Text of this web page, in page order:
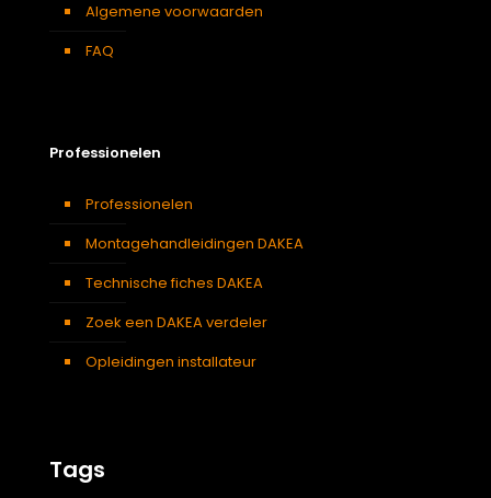
Algemene voorwaarden
FAQ
Professionelen
Professionelen
Montagehandleidingen DAKEA
Technische fiches DAKEA
Zoek een DAKEA verdeler
Opleidingen installateur
Tags